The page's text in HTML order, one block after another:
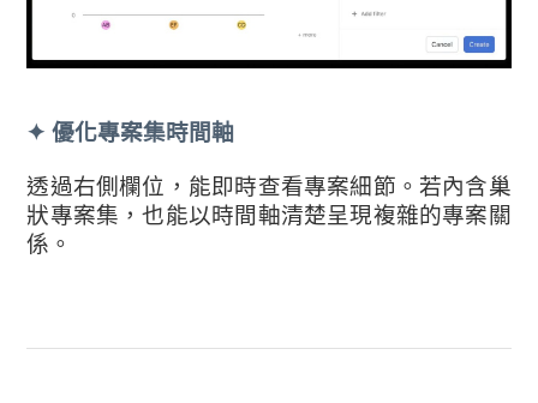
✦ 優化專案集時間軸
透過右側欄位，能即時查看專案細節。若內含巢
狀專案集，也能以時間軸清楚呈現複雜的專案關
係。